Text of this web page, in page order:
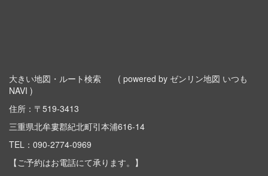
大きい地図・ルート検索
( powered by ゼンリン地図 いつも
NAVI )
住所：〒519-3413
三重県北牟婁郡紀北町引本浦616-14
TEL： 090-2774-0969
【ご予約はお電話にて承ります。】